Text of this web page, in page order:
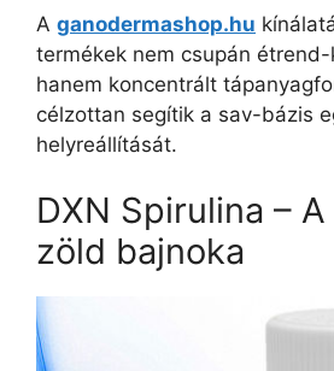
A ganodermashop.hu
termékek nem csupán
hanem koncentrált
célzottan segítik a sav-bázis
helyreállítását.
DXN Spirulina –
zöld bajnoka